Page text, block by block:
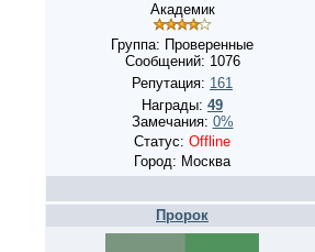
Академик
Группа: Проверенные
Сообщений: 1076
Репутация: 161
Награды: 49
Замечания: 0%
Статус: Offline
Город: Москва
Пророк